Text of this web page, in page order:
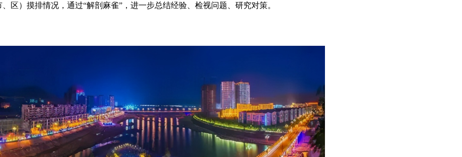
区）摸排情况，通过“解剖麻雀”，进一步总结经验、检视问题、研究对策。